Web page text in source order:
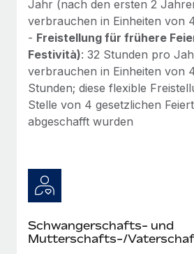
Geräteverwaltung
Globale Bereitstellung und
Geräten
Gründung von Niederlassungen
Schnelle, rechtssichere
Niederlassungen
Benefits
Mühelose Verwaltung von
Mehr erfahren
Strategische Partnerschaft
Reverse Tech und Remote für
Management und Payroll
Reverse Tech auf einen Blick Das
Mehr erfahren
EOR und PEO
Contractor Management
Steuern
Den Blog erkunden
Neues zu Remote-Produkten:
Gusto und Zero und
Auch im neuen Jahr wollen wir bei
Jahr (nach den ersten 2
verbrauchen in Einheiten von
- Freistellung für frühere
Festività): 32 Stunden pro
verbrauchen in Einheiten von
Stunden; diese flexible
Stelle von 4 gesetzlichen
abgeschafft wurden
Schwangerschafts- und
Mutterschafts-/